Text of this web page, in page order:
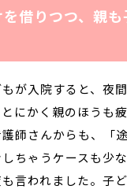
借りつつ、親
が入院すると、夜
にかく親のほうも
師さんからも、「
ちゃうケースも少
言われました。子